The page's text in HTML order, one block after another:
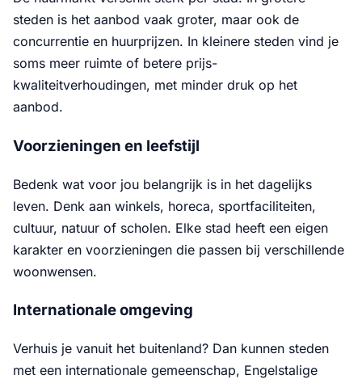
steden is het aanbod vaak groter, maar ook de
concurrentie en huurprijzen. In kleinere steden vind je
soms meer ruimte of betere prijs-
kwaliteitverhoudingen, met minder druk op het
aanbod.
Voorzieningen en leefstijl
Bedenk wat voor jou belangrijk is in het dagelijks
leven. Denk aan winkels, horeca, sportfaciliteiten,
cultuur, natuur of scholen. Elke stad heeft een eigen
karakter en voorzieningen die passen bij verschillende
woonwensen.
Internationale omgeving
Verhuis je vanuit het buitenland? Dan kunnen steden
met een internationale gemeenschap, Engelstalige